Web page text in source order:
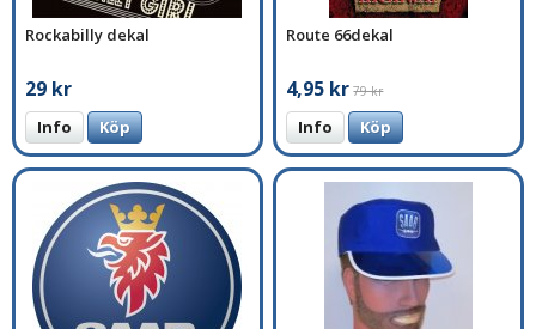
Rockabilly dekal
29 kr
Info Köp
Route 66dekal
4,95 kr 79 kr
Info Köp